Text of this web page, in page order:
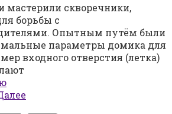
мастерили скворечники,
борьбы с
Опытным путём были
параметры домика для
входного отверстия (летка)